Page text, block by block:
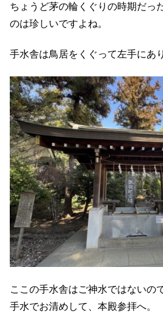
ちょうど茅の輪くぐりの時期だっ
のは珍しいですよね。
手水舎は鳥居をくぐって左手にあ
ここの手水舎はご神水ではないの
手水でお清めして、本殿参拝へ。